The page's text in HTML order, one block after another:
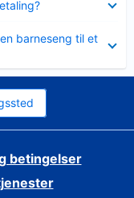
barneseng til et
betingelser